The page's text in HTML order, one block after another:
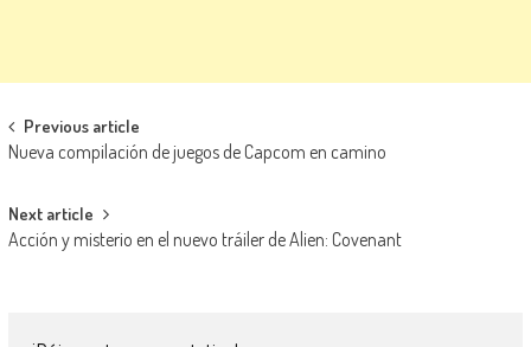
Navegación de entradas
Previous article
Nueva compilación de juegos de Capcom en camino
Next article
Acción y misterio en el nuevo tráiler de Alien: Covenant